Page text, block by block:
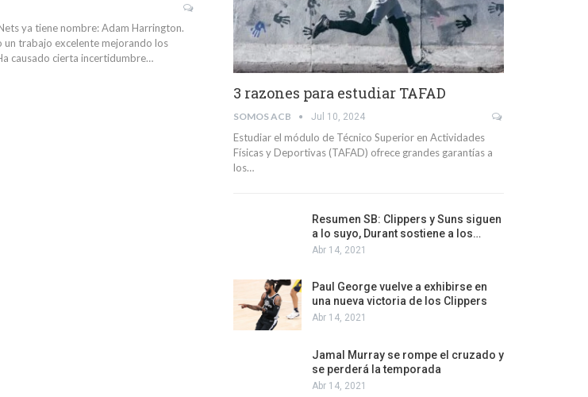
ya tiene nombre: Adam Harrington.
un trabajo excelente mejorando los
causado cierta incertidumbre…
3 razones para estudiar TAFAD
SOMOS ACB Jul 10, 2024
Estudiar el módulo de Técnico Superior en Actividades
Físicas y Deportivas (TAFAD) ofrece grandes garantías a
los…
Resumen SB: Clippers y Suns siguen
a lo suyo, Durant sostiene a los…
Abr 14, 2021
Paul George vuelve a exhibirse en
una nueva victoria de los Clippers
Abr 14, 2021
Jamal Murray se rompe el cruzado y
se perderá la temporada
Abr 14, 2021